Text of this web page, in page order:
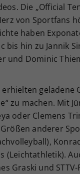
Die „Official
von Sportfans
haben
bis hin zu Jannik
und Dominic
geladene
zu machen. Mit
oder Clemens
anderer
(Leichtathletik).
Graski und